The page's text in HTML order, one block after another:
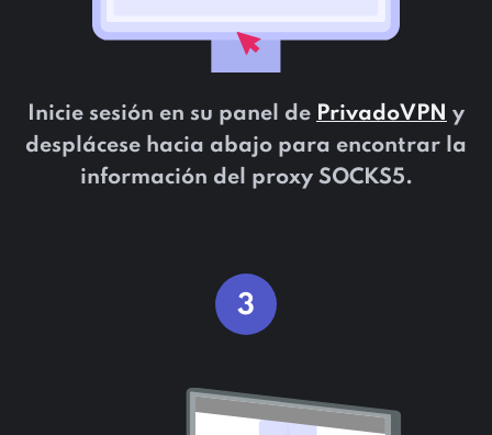
Inicie sesión en su panel de PrivadoVPN y
desplácese hacia abajo para encontrar la
información del proxy SOCKS5.
3